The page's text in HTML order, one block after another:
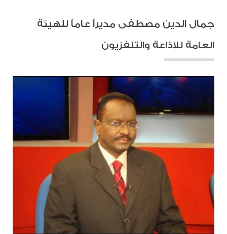
جمال الدين مصطفى مديراً عاماً للهيئة
العامة للإذاعة والتلفزيون